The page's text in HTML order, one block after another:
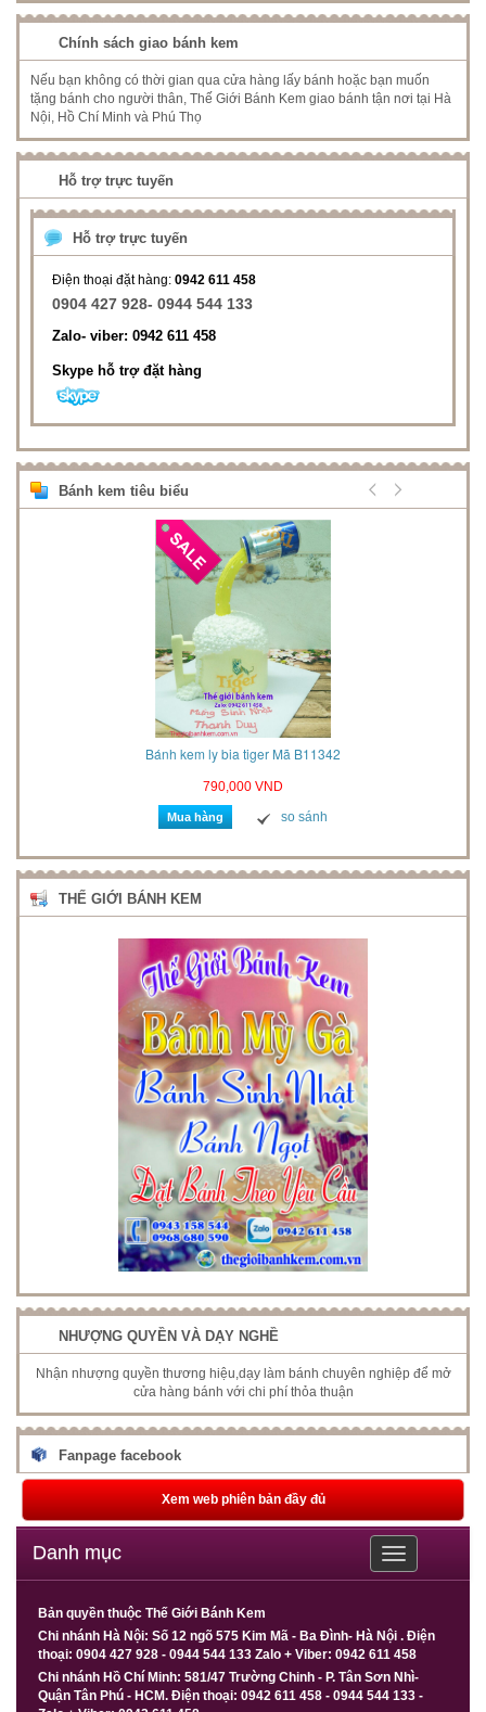
Chính sách giao bánh kem
Nếu bạn không có thời gian qua cửa hàng lấy bánh hoặc bạn muốn
tặng bánh cho người thân, Thế Giới Bánh Kem giao bánh tận nơi tại Hà
Nội, Hồ Chí Minh và Phú Thọ
Hỗ trợ trực tuyến
Hỗ trợ trực tuyến
Điện thoại đặt hàng: 0942 611 458
0904 427 928- 0944 544 133
Zalo- viber: 0942 611 458
Skype hỗ trợ đặt hàng
Bánh kem tiêu biểu
Bánh kem ly bia tiger Mã B11342
790,000 VND
Mua hàng so sánh
THẾ GIỚI BÁNH KEM
NHƯỢNG QUYỀN VÀ DẠY NGHỀ
Nhận nhượng quyền thương hiệu,dạy làm bánh chuyên nghiệp để mở
cửa hàng bánh với chi phí thỏa thuận
Fanpage facebook
Xem web phiên bản đầy đủ
Toggle
navigation
Danh mục
Bản quyền thuộc Thế Giới Bánh Kem
Chi nhánh Hà Nội: Số 12 ngõ 575 Kim Mã - Ba Đình- Hà Nội . Điện
thoại: 0904 427 928 - 0944 544 133 Zalo + Viber: 0942 611 458
Chi nhánh Hồ Chí Minh: 581/47 Trường Chinh - P. Tân Sơn Nhì-
Quận Tân Phú - HCM. Điện thoại: 0942 611 458 - 0944 544 133 -